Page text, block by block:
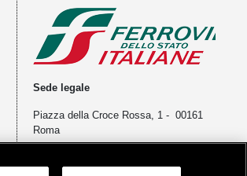
Sede legale
Piazza della Croce Rossa, 1 - 00161
Roma